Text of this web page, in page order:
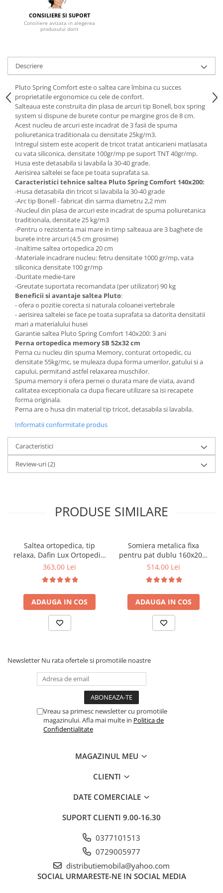
Mese gradinita
Scaune gradinita
Mobila camera copii
Saltele patuturi copii
Paturi copii
Masa si scaune gradinita
Seturi comode living si dormitor
CONSILIERE SI SUPORT
Consiliere avizata in alegerea
produsului dorit
Descriere
Pluto Spring Comfort este o saltea care îmbina cu succes
proprietatile ergonomice cu cele de confort.
Salteaua este construita din plasa de arcuri tip Bonell, box spring
system si dispune de burete contur pe margine gros de 8 cm.
Acest nucleu de arcuri este incadrat de 3 fasii de spuma
poliuretanica traditionala cu densitate 25kg/m3.
Intregul sistem este acoperit de tricot tratat anticarieni matlasata
cu vata siliconica, densitate 100gr/mp pe suport TNT 40gr/mp.
Husa este detasabila si lavabila la 30-40 grade.
Aerisirea saltelei se face pe toata suprafata sa.
Caracteristici tehnice saltea Pluto Spring Comfort 140x200:
-Husa detasabila din tricot si lavabila la 30-40 grade
-Arc tip Bonell - fabricat din sarma diametru 2,2 mm
-Nucleul din plasa de arcuri este incadrat de spuma poliuretanica
traditionala, densitate 25 kg/m3
-Pentru o rezistenta mai mare in timp salteaua are 3 baghete de
burete intre arcuri (4.5 cm grosime)
-Inaltime saltea ortopedica 20 cm
-Materiale incadrare nucleu: fetru densitate 1000 gr/mp, vata
siliconica densitate 100 gr/mp
-Duritate medie-tare
-Greutate suportata recomandata (per utilizator) 90 kg
Beneficii si avantaje saltea Pluto:
- ofera o pozitie corecta si naturala coloanei vertebrale
- aerisirea saltelei se face pe toata suprafata sa datorita densitatii
mari a materialului husei
Garantie saltea Pluto Spring Comfort 140x200: 3 ani
Perna ortopedica memory SB 52x32 cm
Perna cu nucleu din spuma Memory, conturat ortopedic, cu
densitate 55kg/mc, se muleaza dupa forma umerilor, gatului si a
capului, permitand astfel relaxarea muschilor.
Spuma memory ii ofera pernei o durata mare de viata, avand
calitatea exceptionala ca dupa fiecare utilizare sa isi recapete
forma originala.
Perna are o husa din material tip tricot, detasabila si lavabila.
Informatii conformitate produs
Caracteristici
Review-uri(2)
PRODUSE SIMILARE
Saltea ortopedica, tip
relaxa, Dafin Lux Ortopedic,
90x200x21cm, fermitate
tip Bonell, fata vara-iarna,
sistem de aerisire cu
butoni, Salt Confort
363,00 Lei
ADAUGA IN COS
Somiera metalica fixa
pentru pat dublu 160x200,
6 picioare, 32 lamele lemn
saltea ferm, negru
514,00 Lei
ADAUGA IN COS
Newsletter Nu rata ofertele si promotiile noastre
Vreau sa primesc newsletter cu promotiile
magazinului. Afla mai multe in Politica de
Confidentialitate
MAGAZINUL MEU
CLIENTI
DATE COMERCIALE
SUPORT CLIENTI 9.00-16.30
0377101513
0729005977
distributiemobila@yahoo.com
SOCIAL URMARESTE-NE IN SOCIAL MEDIA